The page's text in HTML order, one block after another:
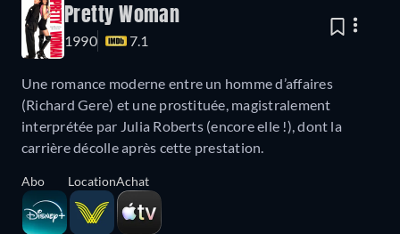
Pretty Woman
1990 7.1
Une romance moderne entre un homme d’affaires
(Richard Gere) et une prostituée, magistralement
interprétée par Julia Roberts (encore elle !), dont la
carrière décolle après cette prestation.
Abo LocationAchat